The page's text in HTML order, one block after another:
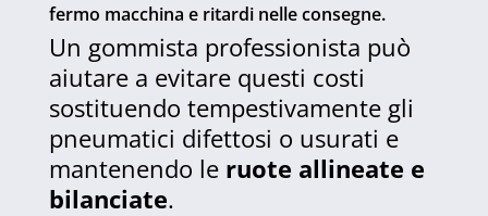
fermo macchina e ritardi nelle consegne.
Un gommista professionista può
aiutare a evitare questi costi
sostituendo tempestivamente gli
pneumatici difettosi o usurati e
mantenendo le ruote allineate e
bilanciate.